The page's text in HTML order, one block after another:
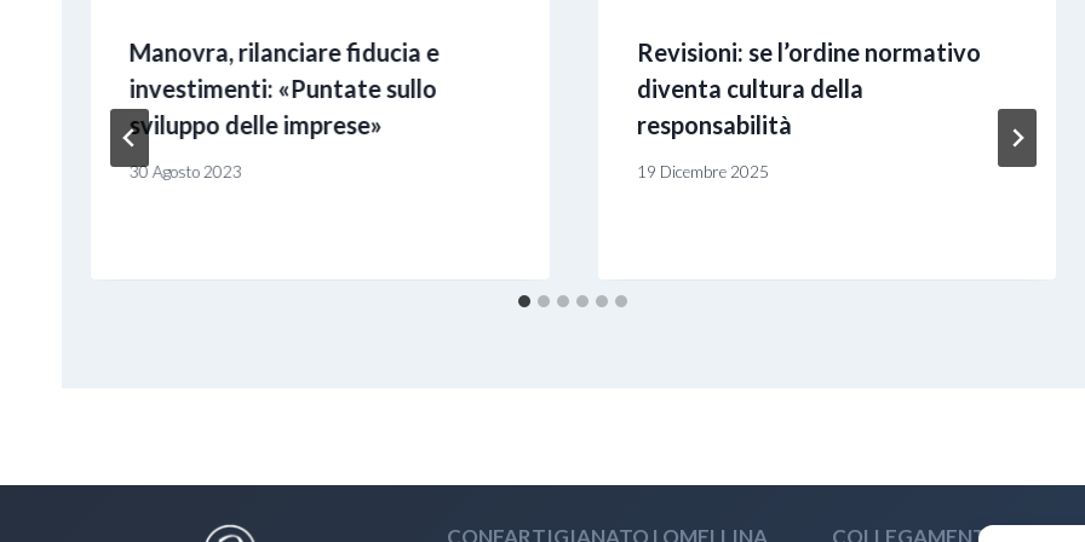
Manovra, rilanciare fiducia e
investimenti: «Puntate sullo
sviluppo delle imprese»
30 Agosto 2023
Revisioni: se l’ordine normativo
diventa cultura della
responsabilità
19 Dicembre 2025